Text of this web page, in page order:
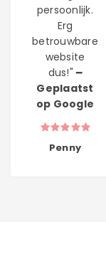
persoonlijk.
Erg
betrouwbare
website
dus!" ━
Geplaatst
op Google
Penny